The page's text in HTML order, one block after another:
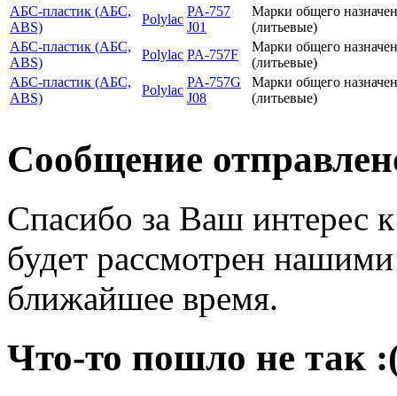
АБС-пластик (АБС,
ABS)
Polylac
PA-757
J01
Марки общего
(литьевые)
АБС-пластик (АБС,
ABS)
Polylac PA-757F
Марки общего
(литьевые)
АБС-пластик (АБС,
ABS)
Polylac
PA-757G
J08
Марки общего
(литьевые)
Сообщение
Спасибо за Ваш интерес
будет рассмотрен
ближайшее время.
Что-то пошло не так